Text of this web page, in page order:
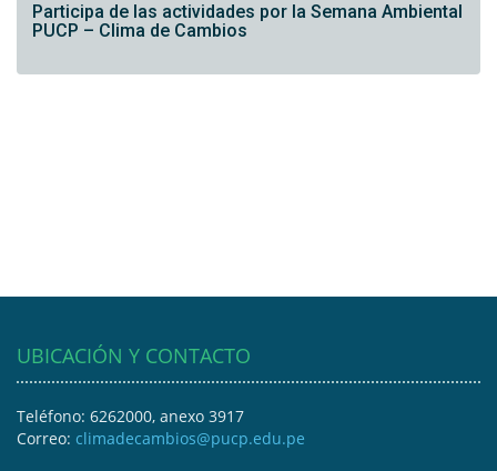
Participa de las actividades por la Semana Ambiental
PUCP – Clima de Cambios
UBICACIÓN Y CONTACTO
Teléfono: 6262000, anexo 3917
Correo: climadecambios@pucp.edu.pe